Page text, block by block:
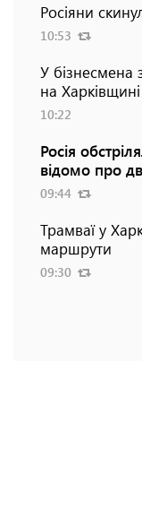
Росіяни
10:53
У бізнесмена
на Харківщині
10:22
Росія
відомо про
09:44
Трамваї у
маршрути
09:30